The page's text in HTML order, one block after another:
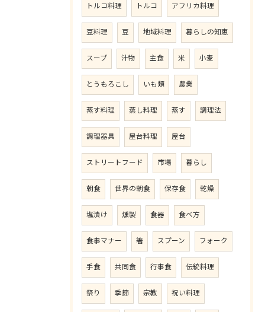
トルコ料理 トルコ アフリカ料理
豆料理 豆 地域料理 暮らしの知恵
スープ 汁物 主食 米 小麦
とうもろこし いも類 農業
蒸す料理 蒸し料理 蒸す 調理法
調理器具 屋台料理 屋台
ストリートフード 市場 暮らし
朝食 世界の朝食 保存食 乾燥
塩漬け 燻製 食器 食べ方
食事マナー 箸 スプーン フォーク
手食 共同食 行事食 伝統料理
祭り 季節 宗教 祝い料理